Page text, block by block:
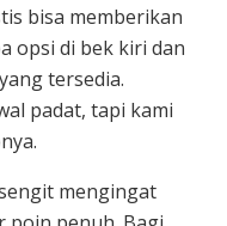
bisa memberikan
opsi di bek kiri dan
tersedia.
padat, tapi kami
mengingat